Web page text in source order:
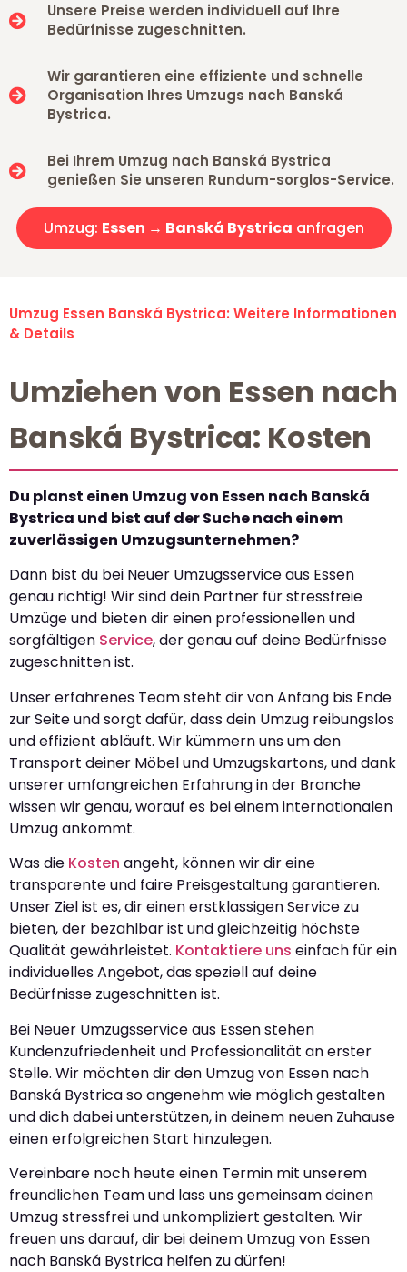
Unsere Preise werden individuell auf Ihre
Bedürfnisse zugeschnitten.
Wir garantieren eine effiziente und schnelle
Organisation Ihres Umzugs nach Banská
Bystrica.
Bei Ihrem Umzug nach Banská Bystrica
genießen Sie unseren Rundum-sorglos-Service.
Umzug: Essen → Banská Bystrica anfragen
Umzug Essen Banská Bystrica: Weitere Informationen
& Details
Umziehen von Essen nach
Banská Bystrica: Kosten
Du planst einen Umzug von Essen nach Banská
Bystrica und bist auf der Suche nach einem
zuverlässigen Umzugsunternehmen?
Dann bist du bei Neuer Umzugsservice aus Essen
genau richtig! Wir sind dein Partner für stressfreie
Umzüge und bieten dir einen professionellen und
sorgfältigen Service, der genau auf deine Bedürfnisse
zugeschnitten ist.
Unser erfahrenes Team steht dir von Anfang bis Ende
zur Seite und sorgt dafür, dass dein Umzug reibungslos
und effizient abläuft. Wir kümmern uns um den
Transport deiner Möbel und Umzugskartons, und dank
unserer umfangreichen Erfahrung in der Branche
wissen wir genau, worauf es bei einem internationalen
Umzug ankommt.
Was die Kosten angeht, können wir dir eine
transparente und faire Preisgestaltung garantieren.
Unser Ziel ist es, dir einen erstklassigen Service zu
bieten, der bezahlbar ist und gleichzeitig höchste
Qualität gewährleistet. Kontaktiere uns einfach für ein
individuelles Angebot, das speziell auf deine
Bedürfnisse zugeschnitten ist.
Bei Neuer Umzugsservice aus Essen stehen
Kundenzufriedenheit und Professionalität an erster
Stelle. Wir möchten dir den Umzug von Essen nach
Banská Bystrica so angenehm wie möglich gestalten
und dich dabei unterstützen, in deinem neuen Zuhause
einen erfolgreichen Start hinzulegen.
Vereinbare noch heute einen Termin mit unserem
freundlichen Team und lass uns gemeinsam deinen
Umzug stressfrei und unkompliziert gestalten. Wir
freuen uns darauf, dir bei deinem Umzug von Essen
nach Banská Bystrica helfen zu dürfen!